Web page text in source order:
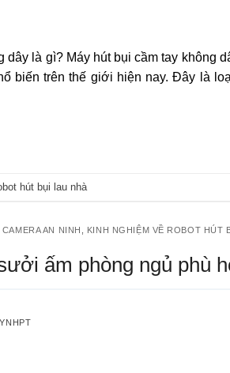
dây là gì? Máy hút bụi cầm tay không
biến trên thế giới hiện nay. Đây là
hút bụi lau nhà
AN NINH KINH NGHIỆM VỀ ROBOT HÚT
ấm phòng ngủ phù